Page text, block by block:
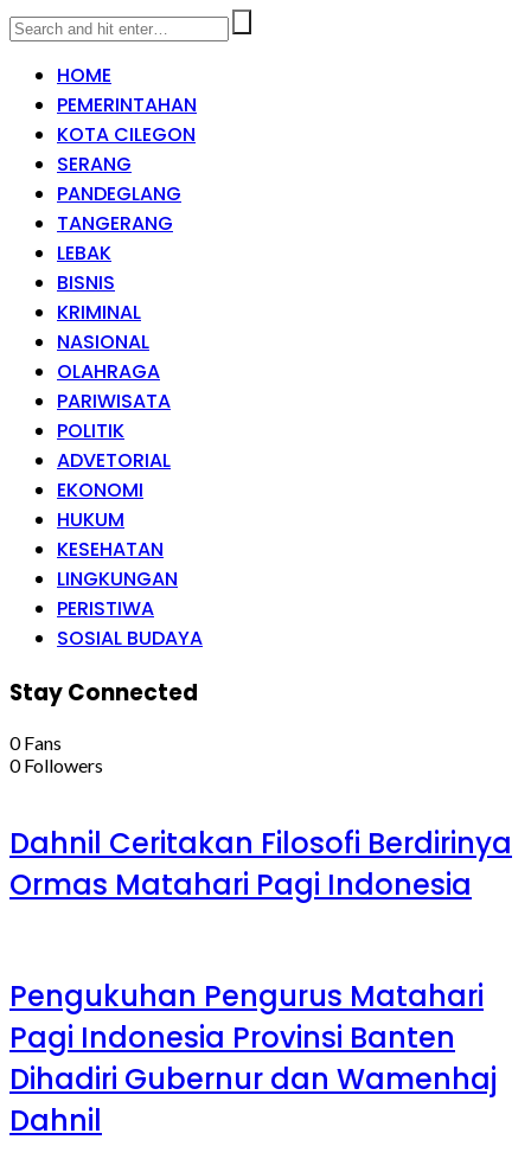
HOME
PEMERINTAHAN
KOTA CILEGON
SERANG
PANDEGLANG
TANGERANG
LEBAK
BISNIS
KRIMINAL
NASIONAL
OLAHRAGA
PARIWISATA
POLITIK
ADVETORIAL
EKONOMI
HUKUM
KESEHATAN
LINGKUNGAN
PERISTIWA
SOSIAL BUDAYA
Stay Connected
0 Fans
0 Followers
Dahnil Ceritakan Filosofi Berdirinya
Ormas Matahari Pagi Indonesia
Pengukuhan Pengurus Matahari
Pagi Indonesia Provinsi Banten
Dihadiri Gubernur dan Wamenhaj
Dahnil